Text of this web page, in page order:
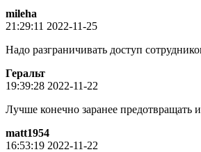
mileha
21:29:11 2022-11-25
Надо разграничивать доступ
Геральт
19:39:28 2022-11-22
Лучше конечно заранее предотвращать
matt1954
16:53:19 2022-11-22